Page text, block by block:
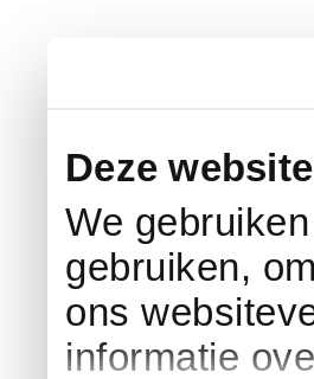
Deze
We
gebruiken,
ons
informatie